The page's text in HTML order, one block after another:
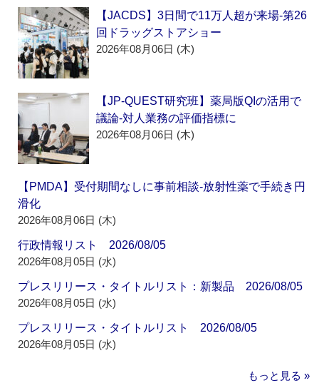
【JACDS】3日間で11万人超が来場‐第26
回ドラッグストアショー
2026年08月06日 (木)
【JP-QUEST研究班】薬局版QIの活用で
議論‐対人業務の評価指標に
2026年08月06日 (木)
【PMDA】受付期間なしに事前相談‐放射性薬で手続き円
滑化
2026年08月06日 (木)
行政情報リスト 2026/08/05
2026年08月05日 (水)
プレスリリース・タイトルリスト：新製品 2026/08/05
2026年08月05日 (水)
プレスリリース・タイトルリスト 2026/08/05
2026年08月05日 (水)
もっと見る »